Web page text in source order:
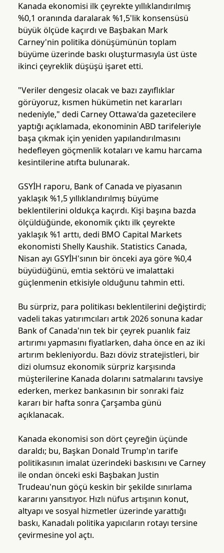
Kanada ekonomisi ilk çeyrekte yıllıklandırılmış
%0,1 oranında daralarak %1,5'lik konsensüsü
büyük ölçüde kaçırdı ve Başbakan Mark
Carney'nin politika dönüşümünün toplam
büyüme üzerinde baskı oluşturmasıyla üst üste
ikinci çeyreklik düşüşü işaret etti.
"Veriler dengesiz olacak ve bazı zayıflıklar
görüyoruz, kısmen hükümetin net kararları
nedeniyle," dedi Carney Ottawa'da gazetecilere
yaptığı açıklamada, ekonominin ABD tarifeleriyle
başa çıkmak için yeniden yapılandırılmasını
hedefleyen göçmenlik kotaları ve kamu harcama
kesintilerine atıfta bulunarak.
GSYİH raporu, Bank of Canada ve piyasanın
yaklaşık %1,5 yıllıklandırılmış büyüme
beklentilerini oldukça kaçırdı. Kişi başına bazda
ölçüldüğünde, ekonomik çıktı ilk çeyrekte
yaklaşık %1 arttı, dedi BMO Capital Markets
ekonomisti Shelly Kaushik. Statistics Canada,
Nisan ayı GSYİH'sının bir önceki aya göre %0,4
büyüdüğünü, emtia sektörü ve imalattaki
güçlenmenin etkisiyle olduğunu tahmin etti.
Bu sürpriz, para politikası beklentilerini değiştirdi;
vadeli takas yatırımcıları artık 2026 sonuna kadar
Bank of Canada'nın tek bir çeyrek puanlık faiz
artırımı yapmasını fiyatlarken, daha önce en az iki
artırım bekleniyordu. Bazı döviz stratejistleri, bir
dizi olumsuz ekonomik sürpriz karşısında
müşterilerine Kanada dolarını satmalarını tavsiye
ederken, merkez bankasının bir sonraki faiz
kararı bir hafta sonra Çarşamba günü
açıklanacak.
Kanada ekonomisi son dört çeyreğin üçünde
daraldı; bu, Başkan Donald Trump'ın tarife
politikasının imalat üzerindeki baskısını ve Carney
ile ondan önceki eski Başbakan Justin
Trudeau'nun göçü keskin bir şekilde sınırlama
kararını yansıtıyor. Hızlı nüfus artışının konut,
altyapı ve sosyal hizmetler üzerinde yarattığı
baskı, Kanadalı politika yapıcıların rotayı tersine
çevirmesine yol açtı.